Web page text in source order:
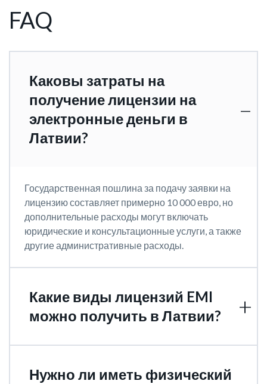
FAQ
Каковы затраты на
получение лицензии на
электронные деньги в
Латвии?
Государственная пошлина за подачу заявки на
лицензию составляет примерно 10 000 евро, но
дополнительные расходы могут включать
юридические и консультационные услуги, а также
другие административные расходы.
Какие виды лицензий EMI
можно получить в Латвии?
Нужно ли иметь физический